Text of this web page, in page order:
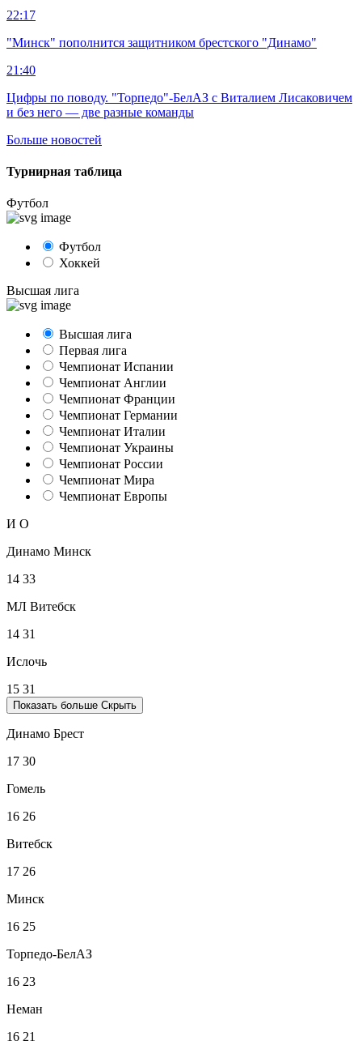
22:17
"Минск" пополнится защитником брестского "Динамо"
21:40
Цифры по поводу. "Торпедо"-БелАЗ с Виталием Лисаковичем
и без него — две разные команды
Больше новостей
Турнирная таблица
Футбол
Футбол
Хоккей
Высшая лига
Высшая лига
Первая лига
Чемпионат Испании
Чемпионат Англии
Чемпионат Франции
Чемпионат Германии
Чемпионат Италии
Чемпионат Украины
Чемпионат России
Чемпионат Мира
Чемпионат Европы
И О
Динамо Минск
14 33
МЛ Витебск
14 31
Ислочь
15 31
Показать больше Скрыть
Динамо Брест
17 30
Гомель
16 26
Витебск
17 26
Минск
16 25
Торпедо-БелАЗ
16 23
Неман
16 21